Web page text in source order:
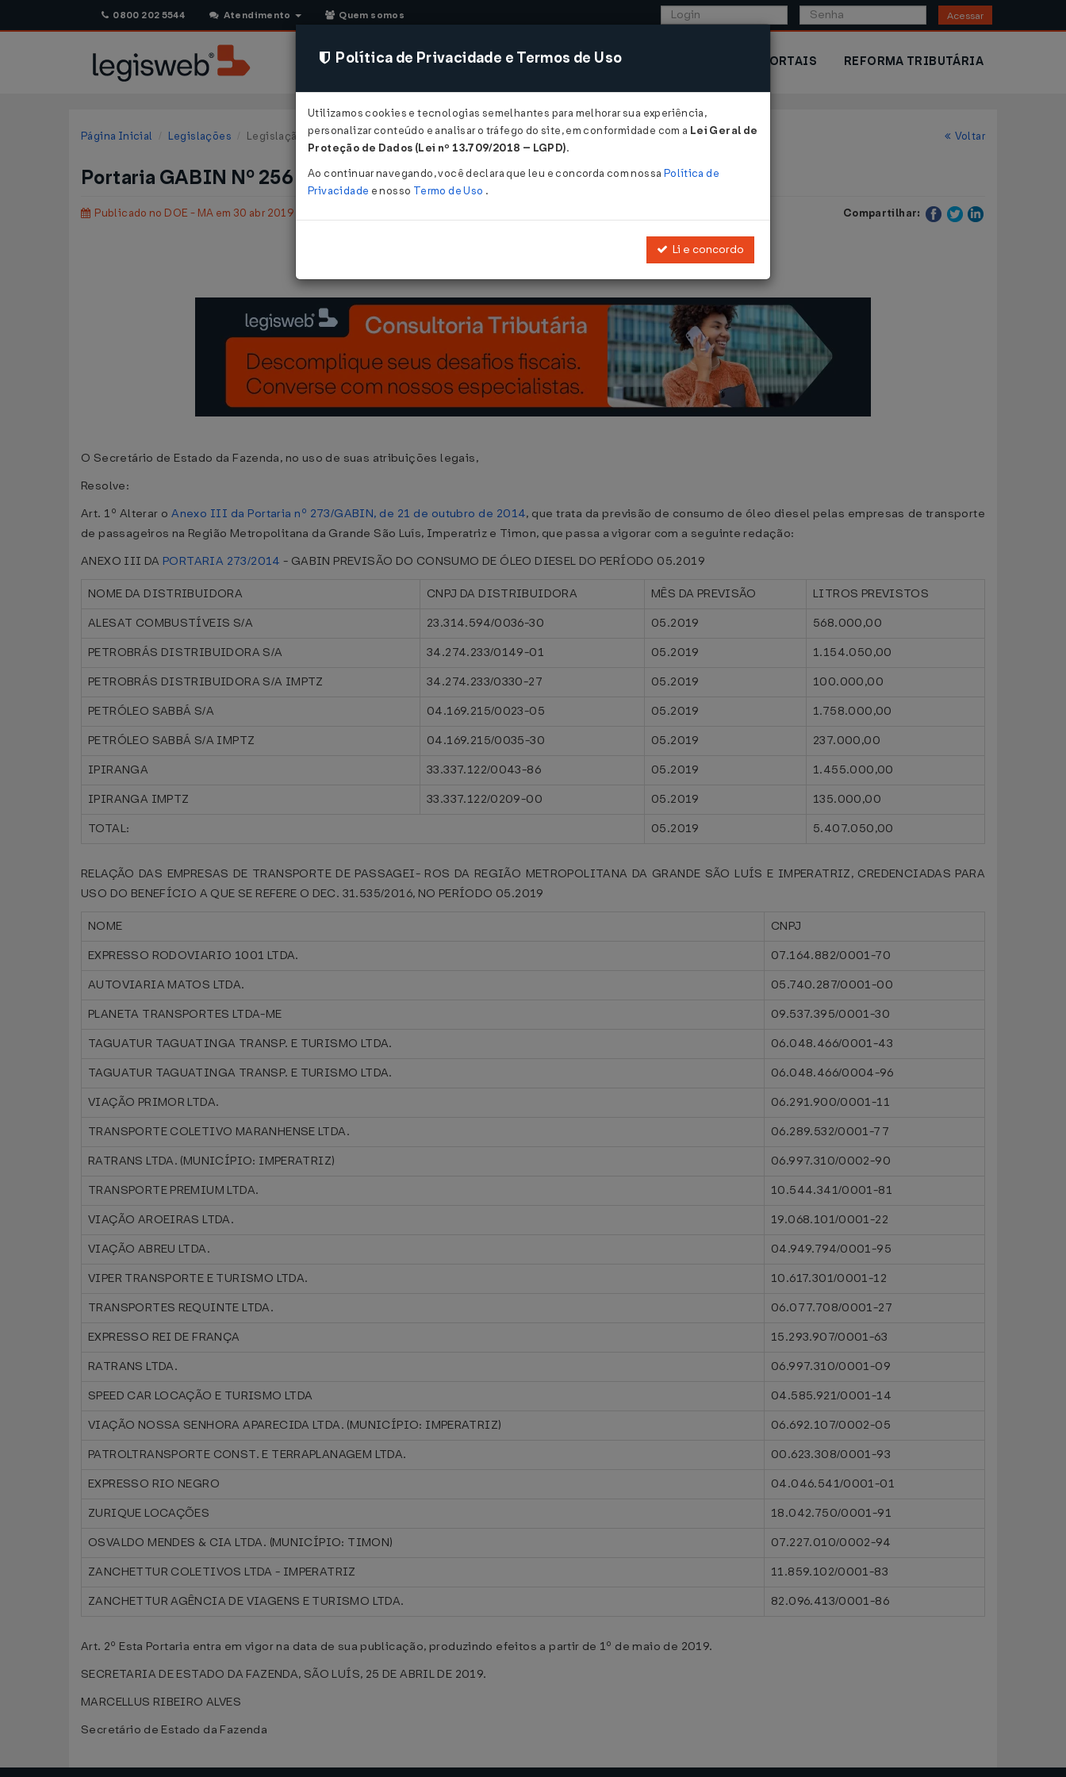
0800 202 5544 Atendimento Quem somos Acessar
CONSULTORIA SISTEMAS COMÉRCIO EXTERIOR PORTAIS REFORMA TRIBUTÁRIA
Página Inicial Legislações Legislação Estadual - Maranhão Voltar
Portaria GABIN Nº 256 DE 25/04/2019
Publicado no DOE - MA em 30 abr 2019 Compartilhar:
- GABIN.
O Secretário de Estado da Fazenda, no uso de suas atribuições legais,
Resolve:
Art. 1º Alterar oAnexo III da Portaria nº 273/GABIN, de 21 de outubro de 2014, que trata da previsão de consumo de óleo diesel pelas empresas de transporte
de passageiros na Região Metropolitana da Grande São Luís, Imperatriz e Timon, que passa a vigorar com a seguinte redação:
ANEXO III DA PORTARIA 273/2014 - GABIN PREVISÃO DO CONSUMO DE ÓLEO DIESEL DO PERÍODO 05.2019
NOME DA DISTRIBUIDORA CNPJ DA DISTRIBUIDORA MÊS DA PREVISÃO
LITROS PREVISTOS
ALESAT COMBUSTÍVEIS S/A
23.314.594/0036-30 05.2019
568.000,00
PETROBRÁS DISTRIBUIDORA S/A
34.274.233/0149-01 05.2019
1.154.050,00
PETROBRÁS DISTRIBUIDORA S/A IMPTZ
34.274.233/0330-27 05.2019
100.000,00
PETRÓLEO SABBÁ S/A
04.169.215/0023-05 05.2019
1.758.000,00
PETRÓLEO SABBÁ S/A IMPTZ
04.169.215/0035-30 05.2019
237.000,00
IPIRANGA
33.337.122/0043-86 05.2019
1.455.000,00
IPIRANGA IMPTZ
33.337.122/0209-00 05.2019
135.000,00
TOTAL:
05.2019 5.407.050,00
RELAÇÃO DAS EMPRESAS DE TRANSPORTE DE PASSAGEI- ROS DA REGIÃO METROPOLITANA DA GRANDE SÃO LUÍS E IMPERATRIZ, CREDENCIADAS PARA
USO DO BENEFÍCIO A QUE SE REFERE O DEC. 31.535/2016, NO PERÍODO 05.2019
NOME
CNPJ
EXPRESSO RODOVIARIO 1001 LTDA.
07.164.882/0001-70
AUTOVIARIA MATOS LTDA.
05.740.287/0001-00
PLANETA TRANSPORTES LTDA-ME
09.537.395/0001-30
TAGUATUR TAGUATINGA TRANSP. E TURISMO LTDA.
06.048.466/0001-43
TAGUATUR TAGUATINGA TRANSP. E TURISMO LTDA.
06.048.466/0004-96
VIAÇÃO PRIMOR LTDA.
06.291.900/0001-11
TRANSPORTE COLETIVO MARANHENSE LTDA.
06.289.532/0001-77
RATRANS LTDA. (MUNICÍPIO: IMPERATRIZ)
06.997.310/0002-90
TRANSPORTE PREMIUM LTDA.
10.544.341/0001-81
VIAÇÃO AROEIRAS LTDA.
19.068.101/0001-22
VIAÇÃO ABREU LTDA.
04.949.794/0001-95
VIPER TRANSPORTE E TURISMO LTDA.
10.617.301/0001-12
TRANSPORTES REQUINTE LTDA.
06.077.708/0001-27
EXPRESSO REI DE FRANÇA
15.293.907/0001-63
RATRANS LTDA.
06.997.310/0001-09
SPEED CAR LOCAÇÃO E TURISMO LTDA
04.585.921/0001-14
VIAÇÃO NOSSA SENHORA APARECIDA LTDA. (MUNICÍPIO: IMPERATRIZ)
06.692.107/0002-05
PATROLTRANSPORTE CONST. E TERRAPLANAGEM LTDA.
00.623.308/0001-93
EXPRESSO RIO NEGRO
04.046.541/0001-01
ZURIQUE LOCAÇÕES
18.042.750/0001-91
OSVALDO MENDES & CIA LTDA. (MUNICÍPIO: TIMON)
07.227.010/0002-94
ZANCHETTUR COLETIVOS LTDA - IMPERATRIZ
11.859.102/0001-83
ZANCHETTUR AGÊNCIA DE VIAGENS E TURISMO LTDA.
82.096.413/0001-86
Art. 2º Esta Portaria entra em vigor na data de sua publicação, produzindo efeitos a partir de 1º de maio de 2019.
SECRETARIA DE ESTADO DA FAZENDA, SÃO LUÍS, 25 DE ABRIL DE 2019.
MARCELLUS RIBEIRO ALVES
Secretário de Estado da Fazenda
Política de Privacidade e Termos de Uso
Utilizamos cookies e tecnologias semelhantes para melhorar sua experiência,
personalizar conteúdo e analisar o tráfego do site, em conformidade com a Lei Geral de
Proteção de Dados (Lei nº 13.709/2018 – LGPD).
Ao continuar navegando, você declara que leu e concorda com nossa Política de
Privacidade e nosso Termo de Uso .
Li e concordo